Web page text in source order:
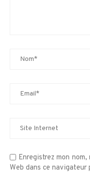
Enregistrez mon
Web dans ce navigateur